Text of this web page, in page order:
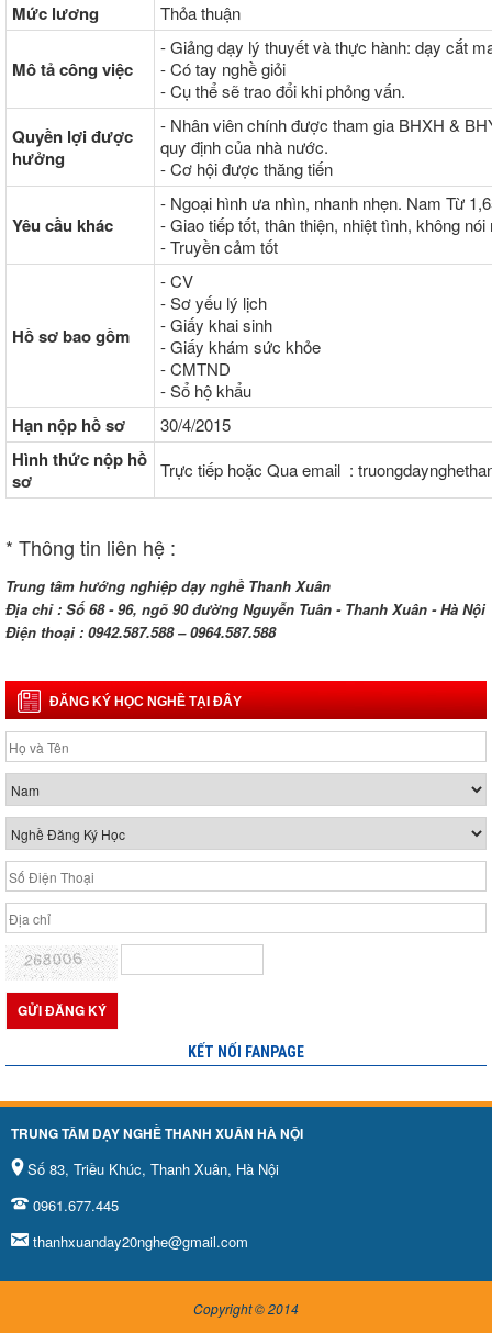
Mức lương Thỏa thuận
Mô tả công việc
- Giảng dạy lý thuyết và thực hành: dạy cắt
- Có tay nghề giỏi
- Cụ thể sẽ trao đổi khi phỏng vấn.
Quyền lợi được
hưởng
- Nhân viên chính được tham gia BHXH &
quy định của nhà nước.
- Cơ hội được thăng tiến
Yêu cầu khác
- Ngoại hình ưa nhìn, nhanh nhẹn. Nam Từ
- Giao tiếp tốt, thân thiện, nhiệt tình, không nói
- Truyền cảm tốt
Hồ sơ bao gồm
- CV
- Sơ yếu lý lịch
- Giấy khai sinh
- Giấy khám sức khỏe
- CMTND
- Sổ hộ khẩu
Hạn nộp hồ sơ 30/4/2015
Hình thức nộp hồ
sơ
Trực tiếp hoặc Qua email :
* Thông tin liên hệ :
Trung tâm hướng nghiệp dạy nghề Thanh Xuân
Địa chỉ : Số 68 - 96, ngõ 90 đường Nguyễn Tuân - Thanh Xuân - Hà Nội
Điện thoại : 0942.587.588 – 0964.587.588
ĐĂNG KÝ HỌC NGHỀ TẠI ĐÂY
KẾT NỐI FANPAGE
TRUNG TÂM DẠY NGHỀ THANH XUÂN HÀ NỘI
Số 83, Triều Khúc, Thanh Xuân, Hà Nội
0961.677.445
thanhxuanday20nghe@gmail.com
Copyright © 2014